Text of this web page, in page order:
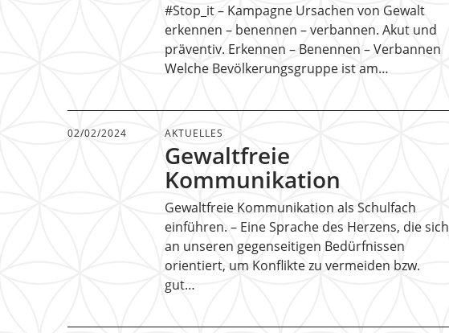
#Stop_it – Kampagne Ursachen von Gewalt
erkennen – benennen – verbannen. Akut und
präventiv. Erkennen – Benennen – Verbannen
Welche Bevölkerungsgruppe ist am…
02/02/2024 AKTUELLES
Gewaltfreie
Kommunikation
Gewaltfreie Kommunikation als Schulfach
einführen. – Eine Sprache des Herzens, die sich
an unseren gegenseitigen Bedürfnissen
orientiert, um Konflikte zu vermeiden bzw.
gut…